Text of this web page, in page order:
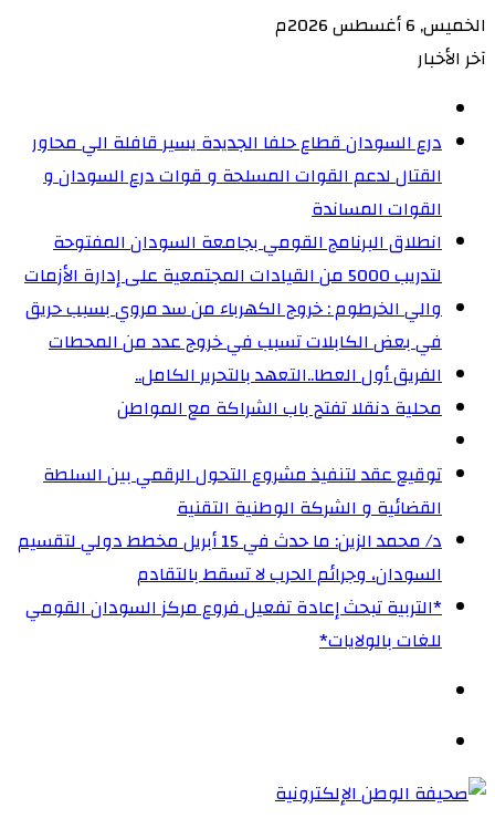
الخميس, 6 أغسطس 2026م
آخر الأخبار
درع السودان قطاع حلفا الجديدة يسير قافلة الي محاور
القتال لدعم القوات المسلحة و قوات درع السودان و
القوات المساندة
انطلاق البرنامج القومي بجامعة السودان المفتوحة
لتدريب 5000 من القيادات المجتمعية على إدارة الأزمات
والي الخرطوم : خروج الكهرباء من سد مروي بسبب حريق
في بعض الكابلات تسبب في خروج عدد من المحطات
الفريق أول العطا..التعهد بالتحرير الكامل..
محلية دنقلا تفتح باب الشراكة مع المواطن
توقيع عقد لتنفيذ مشروع التحول الرقمي بين السلطة
القضائية و الشركة الوطنية التقنية
د/ محمد الزين: ما حدث في 15 أبريل مخطط دولي لتقسيم
السودان، وجرائم الحرب لا تسقط بالتقادم‏
‏*التربية تبحث إعادة تفعيل فروع مركز السودان القومي
للغات بالولايات*